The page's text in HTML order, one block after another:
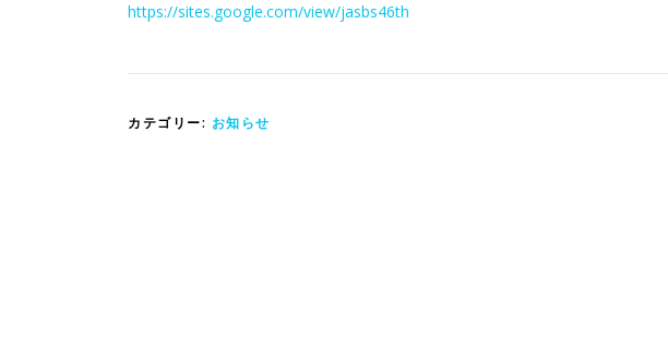
https://sites.google.com/view/jasbs46th
カテゴリー: お知らせ